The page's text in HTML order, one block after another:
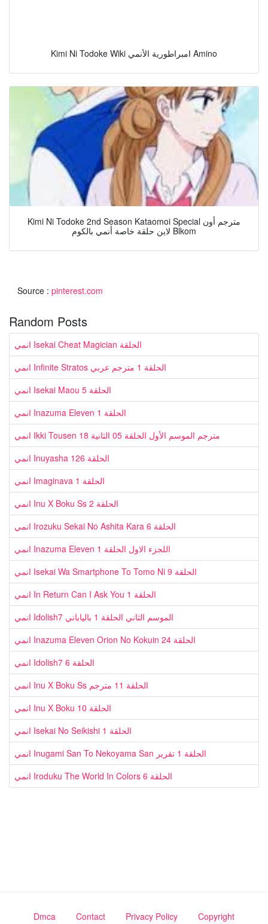
Kimi Ni Todoke Wiki امبراطورية الأنمي Amino
Kimi Ni Todoke 2nd Season Kataomoi Special مترجم أون
لاين حلقة خاصة أنمي بالكوم Blkom
Source : pinterest.com
Random Posts
انمي Isekai Cheat Magician الحلقة
انمي Infinite Stratos الحلقة 1 مترجم عربي
انمي Isekai Maou الحلقة 5
انمي Inazuma Eleven الحلقة 1
انمي Ikki Tousen مترجم الموسم الأول الحلقة 05 الثانية 18
انمي Inuyasha الحلقة 126
انمي Imaginava الحلقة 1
انمي Inu X Boku Ss الحلقة 2
انمي Irozuku Sekai No Ashita Kara الحلقة 6
انمي Inazuma Eleven اللجزء الاول الحلقة 1
انمي Isekai Wa Smartphone To Tomo Ni الحلقة 9
انمي In Return Can I Ask You الحلقة 1
انمي Idolish7 الموسم الثاني الحلقة 1 بالياباني
انمي Inazuma Eleven Orion No Kokuin الحلقة 24
انمي Idolish7 الحلقة 6
انمي Inu X Boku Ss الحلقة 11 مترجم
انمي Inu X Boku الحلقة 10
انمي Isekai No Seikishi الحلقة 1
انمي Inugami San To Nekoyama San الحلقة 1 تقرير
انمي Iroduku The World In Colors الحلقة 6
Dmca Contact Privacy Policy Copyright